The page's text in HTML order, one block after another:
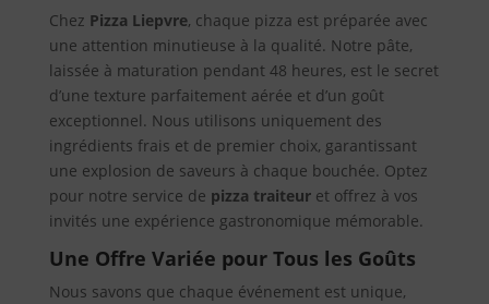
Chez Pizza Liepvre, chaque pizza est préparée avec
une attention minutieuse à la qualité. Notre pâte,
laissée à maturation pendant 48 heures, est le secret
d’une texture parfaitement aérée et d’un goût
exceptionnel. Nous utilisons uniquement des
ingrédients frais et de premier choix, garantissant
une explosion de saveurs à chaque bouchée. Optez
pour notre service de pizza traiteuret offrez à vos
invités une expérience gastronomique mémorable.
Une Offre Variée pour Tous les Goûts
Nous savons que chaque événement est unique,